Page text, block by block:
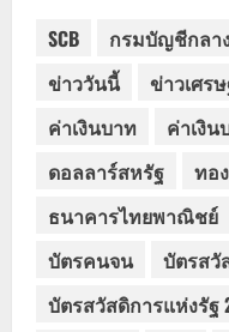
SCB กรมบัญชีกลา
ข่าววันนี้
ข่าวเศร
ค่าเงินบาท
ค่าเงิ
ดอลลาร์สหรัฐ
ทอง
ธนาคารไทยพาณิชย์
บัตรคนจน
บัตรสวั
บัตรสวัสดิการแห่งรัฐ